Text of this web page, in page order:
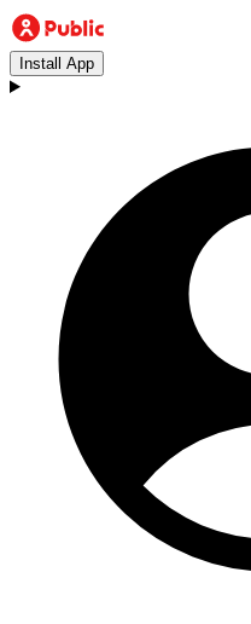
Install App